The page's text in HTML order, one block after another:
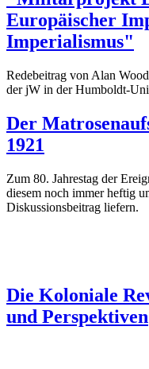
Europäischer
Imperialismus"
Redebeitrag von Alan
der jW in der Humboldt-
Der
1921
Zum 80. Jahrestag der
diesem noch immer heftig
Diskussionsbeitrag liefern.
Die Koloniale
und Perspektiven